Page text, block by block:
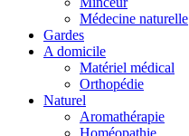
Médecine naturelle
Gardes
A domicile
Matériel médical
Orthopédie
Naturel
Aromathérapie
Homéopathie